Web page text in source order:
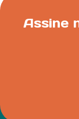
Assine